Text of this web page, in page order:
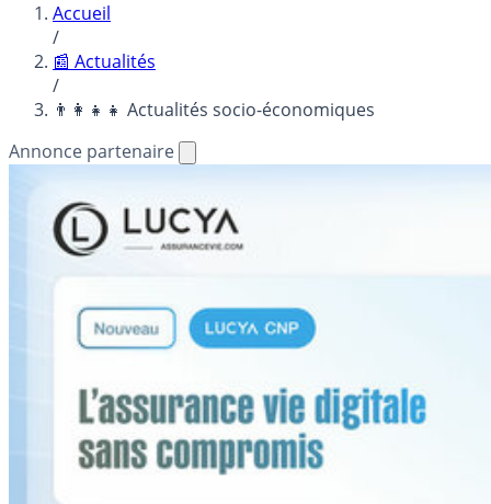
Accueil
/
📰 Actualités
/
👨‍👩‍👧‍👧 Actualités socio-économiques
Annonce partenaire